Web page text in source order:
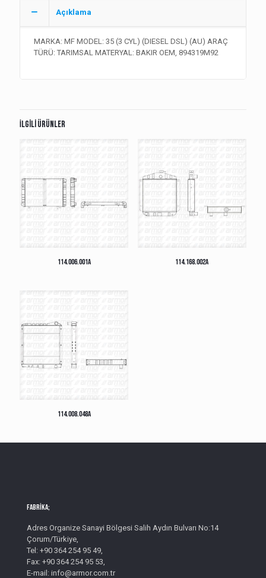
Açıklama
MARKA: MF MODEL: 35 (3 CYL) (DIESEL DSL) (AU) ARAÇ
TÜRÜ: TARIMSAL MATERYAL: BAKIR OEM, 894319M92
İlgili ürünler
114.006.001A 114.168.002A
114.008.048A
Fabrika;
Adres Organize Sanayi Bölgesi Salih Aydın Bulvarı No:14
Çorum/Türkiye,
Tel: +90 364 254 95 49,
Fax: +90 364 254 95 53,
E-mail: info@armor.com.tr